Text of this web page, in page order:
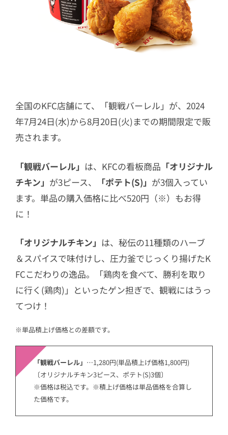
全国のKFC店舗にて、「観戦バーレル」が、2024
年7月24日(水)から8月20日(火)までの期間限定で販
売されます。
「観戦バーレル」 は、KFCの看板商品 「オリジナル
チキン」 が3ピース、 「ポテト(S)」 が3個入ってい
ます。単品の購入価格に比べ520円（※）もお得
に！
「オリジナルチキン」 は、秘伝の11種類のハーブ
＆スパイスで味付けし、圧力釜でじっくり揚げたK
FCこだわりの逸品。「鶏肉を食べて、勝利を取り
に行く(鶏肉)」といったゲン担ぎで、観戦にはうっ
てつけ！
※単品積上げ価格との差額です。
「観戦バーレル」 …1,280円(単品積上げ価格1,800円)
〔オリジナルチキン3ピース、ポテト(S)3個〕
※価格は税込です。※積上げ価格は単品価格を合算し
た価格です。